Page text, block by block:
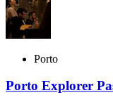
Porto
Porto Explorer